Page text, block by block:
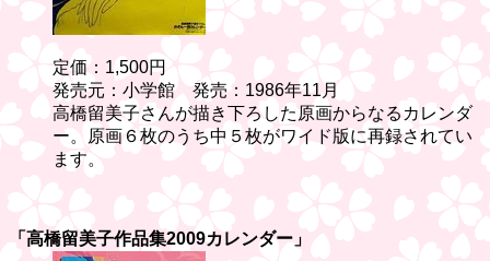
定価：1,500円
発売元：小学館 発売：1986年11月
高橋留美子さんが描き下ろした原画からなるカレンダ
ー。原画６枚のうち中５枚がワイド版に再録されてい
ます。
「高橋留美子作品集2009カレンダー」